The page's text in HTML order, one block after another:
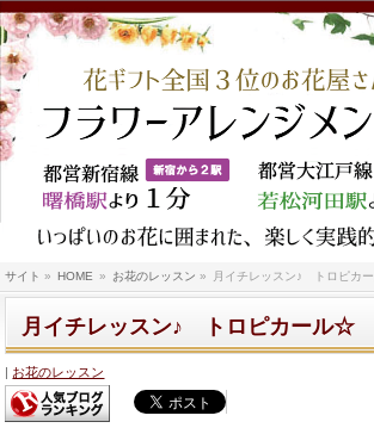
サイト » HOME » お花のレッスン » 月イチレッスン♪ トロピカ
月イチレッスン♪ トロピカール☆
お花のレッスン